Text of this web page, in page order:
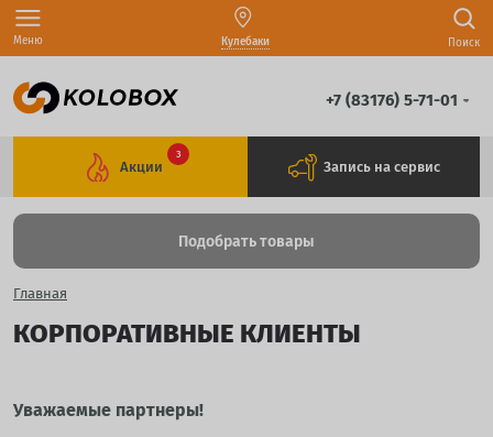
Меню Кулебаки Поиск
+7 (83176) 5-71-01
Акции
3
Запись на сервис
Подобрать товары
Главная
КОРПОРАТИВНЫЕ КЛИЕНТЫ
Уважаемые партнеры!